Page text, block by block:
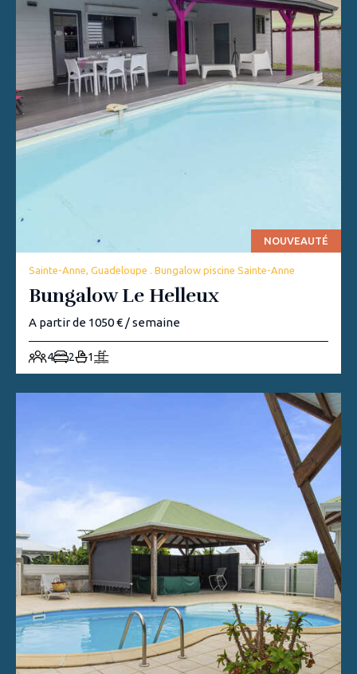
NOUVEAUTÉ
Sainte-Anne, Guadeloupe . Bungalow piscine Sainte-Anne
Bungalow Le Helleux
A partir de 1050 € / semaine
4 2 1